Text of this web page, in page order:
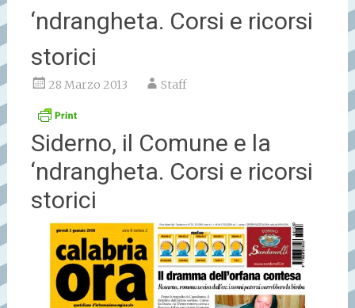
‘ndrangheta. Corsi e ricorsi
storici
28 Marzo 2013 Staff
Siderno, il Comune e la
‘ndrangheta. Corsi e ricorsi
storici